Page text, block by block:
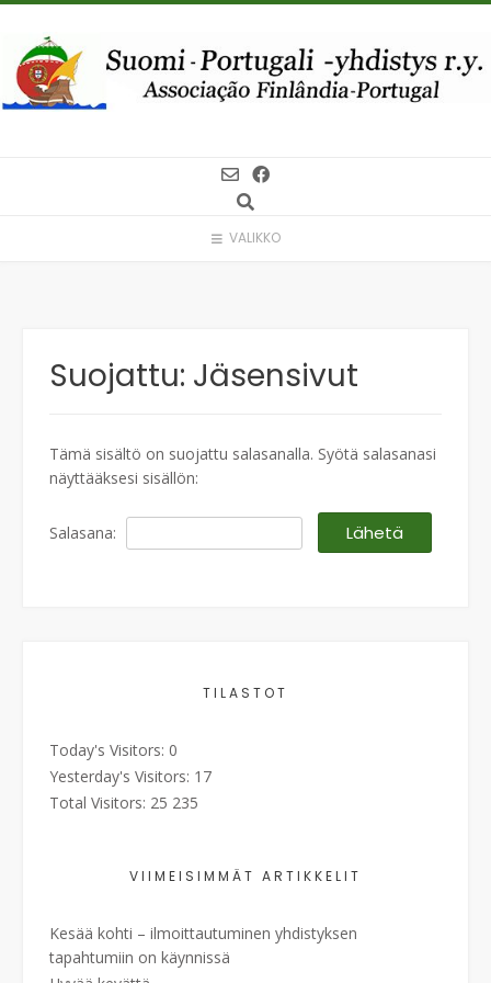
Skip
content
VALIKKO
Suojattu: Jäsensivut
Tämä sisältö on suojattu salasanalla. Syötä salasanasi
näyttääksesi sisällön:
Salasana:
TILASTOT
Today's Visitors: 0
Yesterday's Visitors: 17
Total Visitors: 25 235
VIIMEISIMMÄT ARTIKKELIT
Kesää kohti – ilmoittautuminen yhdistyksen
tapahtumiin on käynnissä